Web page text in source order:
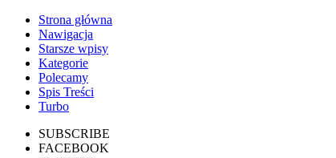
Strona główna
Nawigacja
Starsze wpisy
Kategorie
Polecamy
Spis Treści
Turbo
SUBSCRIBE
FACEBOOK